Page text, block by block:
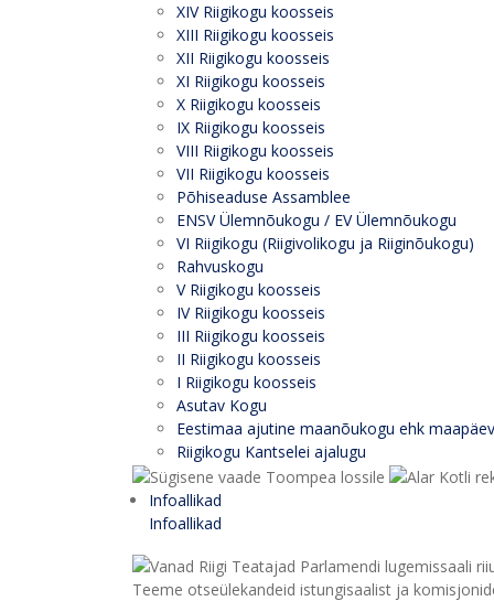
XIV Riigikogu koosseis
XIII Riigikogu koosseis
XII Riigikogu koosseis
XI Riigikogu koosseis
X Riigikogu koosseis
IX Riigikogu koosseis
VIII Riigikogu koosseis
VII Riigikogu koosseis
Põhiseaduse Assamblee
ENSV Ülemnõukogu / EV Ülemnõukogu
VI Riigikogu (Riigivolikogu ja Riiginõukogu)
Rahvuskogu
V Riigikogu koosseis
IV Riigikogu koosseis
III Riigikogu koosseis
II Riigikogu koosseis
I Riigikogu koosseis
Asutav Kogu
Eestimaa ajutine maanõukogu ehk maapäev
Riigikogu Kantselei ajalugu
Infoallikad
Infoallikad
Teeme otseülekandeid istungisaalist ja